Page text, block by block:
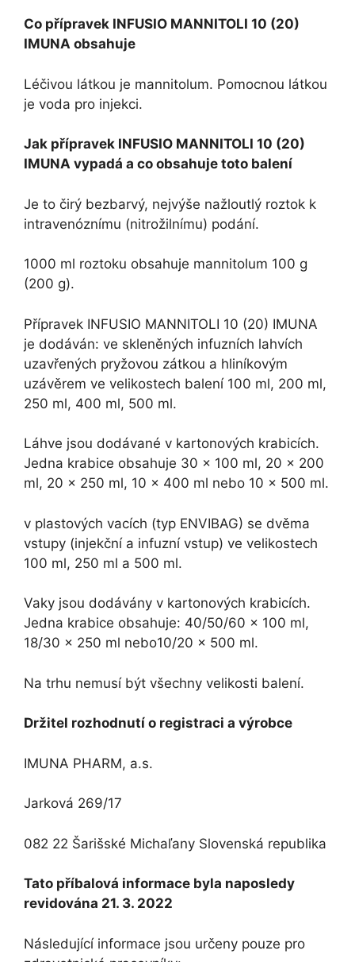
Co přípravek INFUSIO MANNITOLI 10 (20)
IMUNA obsahuje
Léčivou látkou je mannitolum. Pomocnou látkou
je voda pro injekci.
Jak přípravek INFUSIO MANNITOLI 10 (20)
IMUNA vypadá a co obsahuje toto balení
Je to čirý bezbarvý, nejvýše nažloutlý roztok k
intravenóznímu (nitrožilnímu) podání.
1000 ml roztoku obsahuje mannitolum 100 g
(200 g).
Přípravek INFUSIO MANNITOLI 10 (20) IMUNA
je dodáván: ve skleněných infuzních lahvích
uzavřených pryžovou zátkou a hliníkovým
uzávěrem ve velikostech balení 100 ml, 200 ml,
250 ml, 400 ml, 500 ml.
Láhve jsou dodávané v kartonových krabicích.
Jedna krabice obsahuje 30 x 100 ml, 20 x 200
ml, 20 x 250 ml, 10 x 400 ml nebo 10 x 500 ml.
v plastových vacích (typ ENVIBAG) se dvěma
vstupy (injekční a infuzní vstup) ve velikostech
100 ml, 250 ml a 500 ml.
Vaky jsou dodávány v kartonových krabicích.
Jedna krabice obsahuje: 40/50/60 x 100 ml,
18/30 x 250 ml nebo10/20 x 500 ml.
Na trhu nemusí být všechny velikosti balení.
Držitel rozhodnutí o registraci a výrobce
IMUNA PHARM, a.s.
Jarková 269/17
082 22 Šarišské Michaľany Slovenská republika
Tato příbalová informace byla naposledy
revidována 21. 3. 2022
Následující informace jsou určeny pouze pro